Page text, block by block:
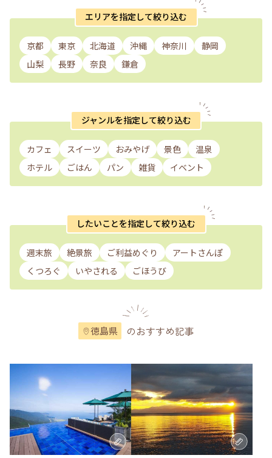
エリアを指定して絞り込む
京都 東京 北海道 沖縄 神奈川
静岡
山梨
長野 奈良 鎌倉
ジャンルを指定して絞り込む
カフェ スイーツ おみやげ 景色
温泉
ホテル
ごはん パン 雑貨 イベント
したいことを指定して絞り込む
週末旅 絶景旅 ご利益めぐり
アートさんぽ
くつろぐ
いやされる ごほうび
徳島県 のおすすめ記事